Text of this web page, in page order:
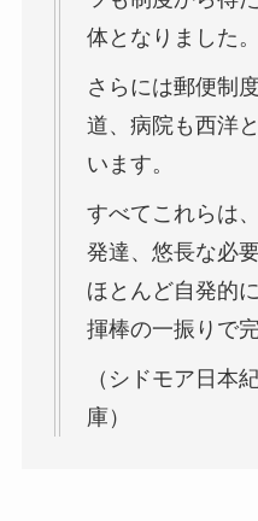
体となりました。
さらには郵便制
道、病院も西洋
います。
すべてこれらは
発達、悠長な必
ほとんど自発的
揮棒の一振りで
（シドモア日
庫）